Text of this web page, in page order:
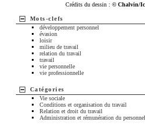
Crédits du dessin : © Chalvin/
Mots-clefs
développement personnel
évasion
loisir
milieu de travail
relation du travail
travail
vie personnelle
vie professionnelle
Catégories
Vie sociale
Conditions et organisation du travail
Relation et droit du travail
Administration et rémunération du personnel